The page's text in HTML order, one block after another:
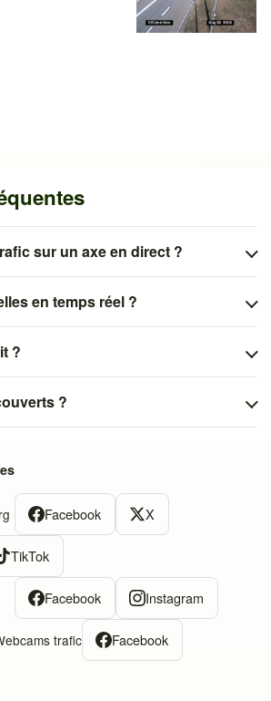
sur un axe en direct ?
en temps réel ?
?
?
Facebook X
TikTok
Facebook Instagram
trafic Facebook